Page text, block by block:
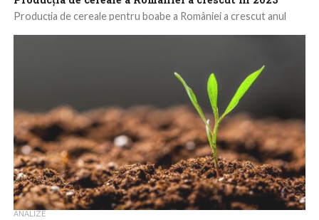
Producţia de cereale pentru boabe a României a crescut anul
ANALIZE